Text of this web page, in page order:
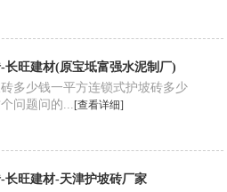
长旺建材(原宝坻富强水泥制厂)
多少钱一平方连锁式护坡砖多少
问题问的...[查看详细]
长旺建材-天津护坡砖厂家